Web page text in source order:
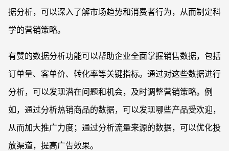
据分析，可以深入了解市场趋势和消费者行为，从而制定科
学的营销策略。
有赞的数据分析功能可以帮助企业全面掌握销售数据，包括
订单量、客单价、转化率等关键指标。通过对这些数据进行
分析，可以发现潜在问题和机会，及时调整营销策略。例
如，通过分析热销商品的数据，可以发现哪些产品受欢迎，
从而加大推广力度；通过分析流量来源的数据，可以优化投
放渠道，提高广告效果。